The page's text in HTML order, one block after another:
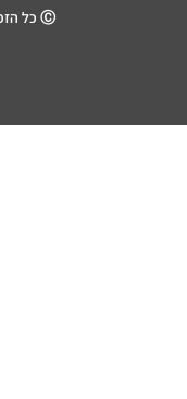
Ⓒ כל הזכויות שמורות ל-TEMA QUEST